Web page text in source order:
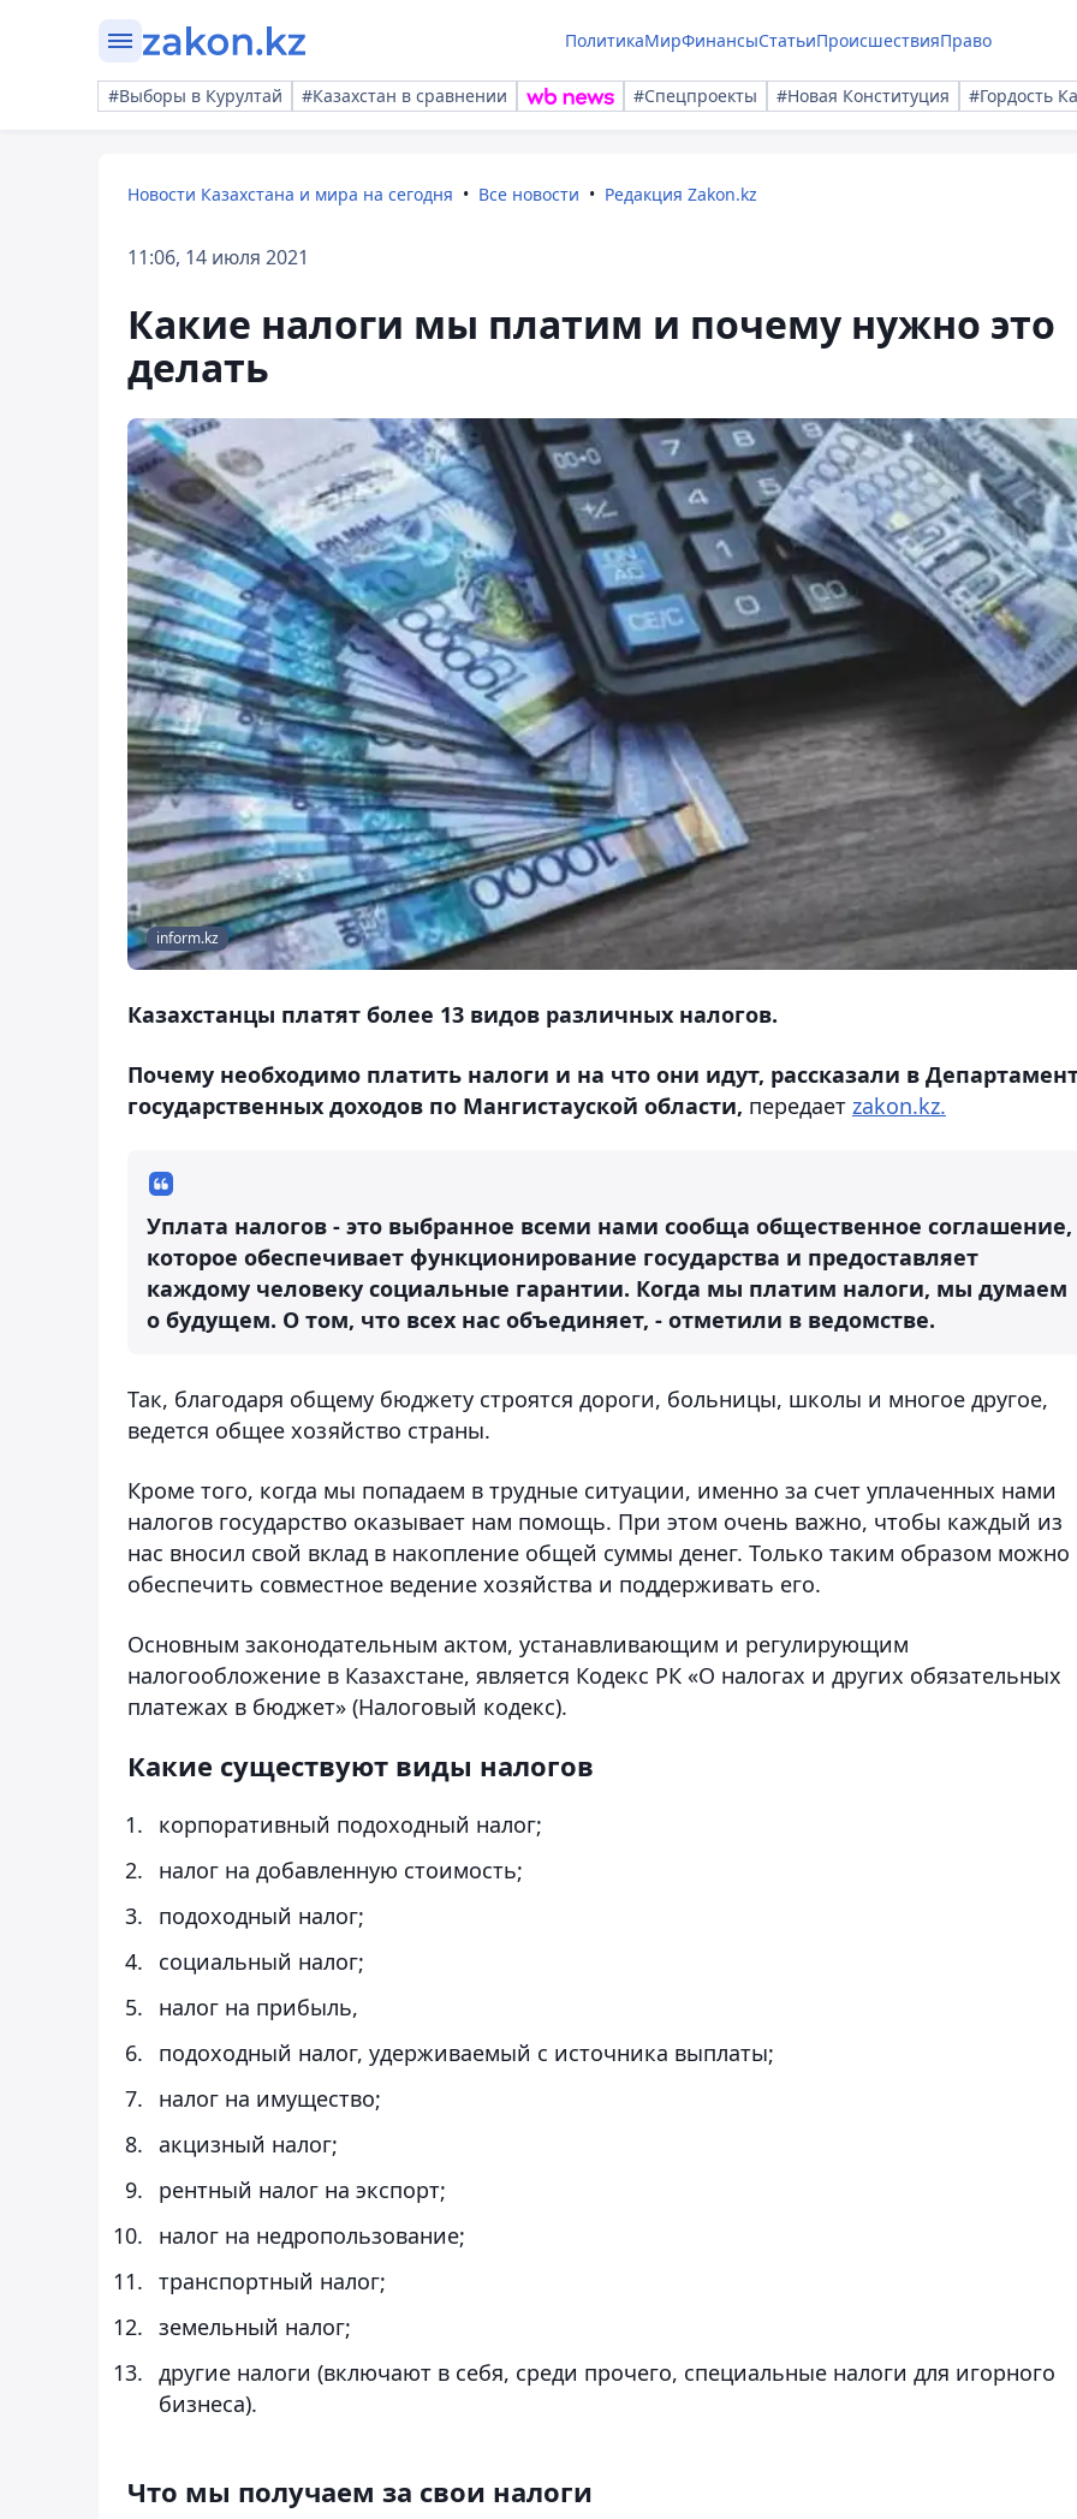
ПолитикаМирФинансыСтатьиПроисшествияПраво
#Выборы в Курултай #Казахстан в сравнении #Спецпроекты #Новая Конституция #Гордость
Новости Казахстана и мира на сегодня Все новости Редакция Zakon.kz
11:06, 14 июля 2021
Какие налоги мы платим и почему нужно это
делать
inform.kz
Казахстанцы платят более 13 видов различных налогов.
Почему необходимо платить налоги и на что они идут, рассказали в
государственных доходов по Мангистауской области, передает zakon.kz.
Уплата налогов - это выбранное всеми нами сообща общественное соглашение,
которое обеспечивает функционирование государства и предоставляет
каждому человеку социальные гарантии. Когда мы платим налоги, мы думаем
о будущем. О том, что всех нас объединяет, - отметили в ведомстве.
Так, благодаря общему бюджету строятся дороги, больницы, школы и многое другое,
ведется общее хозяйство страны.
Кроме того, когда мы попадаем в трудные ситуации, именно за счет уплаченных нами
налогов государство оказывает нам помощь. При этом очень важно, чтобы каждый из
нас вносил свой вклад в накопление общей суммы денег. Только таким образом можно
обеспечить совместное ведение хозяйства и поддерживать его.
Основным законодательным актом, устанавливающим и регулирующим
налогообложение в Казахстане, является Кодекс РК «О налогах и других обязательных
платежах в бюджет» (Налоговый кодекс).
Какие существуют виды налогов
корпоративный подоходный налог;
налог на добавленную стоимость;
подоходный налог;
социальный налог;
налог на прибыль,
подоходный налог, удерживаемый с источника выплаты;
налог на имущество;
акцизный налог;
рентный налог на экспорт;
налог на недропользование;
транспортный налог;
земельный налог;
другие налоги (включают в себя, среди прочего, специальные налоги для игорного
бизнеса).
Что мы получаем за свои налоги